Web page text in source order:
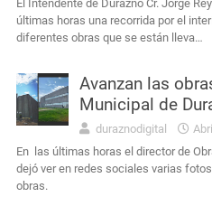
El Intendente de Durazno Cr. Jorge
últimas horas una recorrida por el
diferentes obras que se están lleva…
Avanzan las
Municipal de
duraznodigital
En las últimas horas el director de
dejó ver en redes sociales varias
obras.